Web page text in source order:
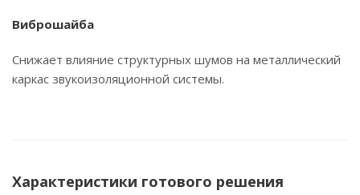
Виброшайба
Снижает влияние структурных шумов на металлический
каркас звукоизоляционной системы.
Характеристики готового решения